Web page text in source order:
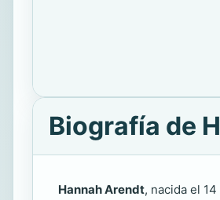
Biografía de
Hannah Arendt, nacida el